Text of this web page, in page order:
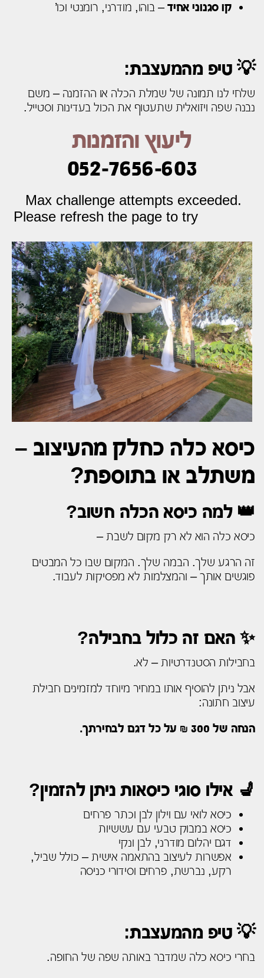
קו סגנוני אחיד– בוהו, מודרני, רומנטי וכו’
💡 טיפ מהמעצבת:
שלחי לנו תמונה של שמלת הכלה או ההזמנה – משם
נבנה שפה ויזואלית שתעטוף את הכול בעדינות וסטייל.
ליעוץ והזמנות
052-7656-603
כיסא כלה כחלק מהעיצוב –
משתלב או בתוספת?
👑 למה כיסא הכלה חשוב?
כיסא כלה הוא לא רק מקום לשבת –
זה הרגע שלך. הבמה שלך. המקום שבו כל המבטים
פוגשים אותך – והמצלמות לא מפסיקות לעבוד.
✨ האם זה כלול בחבילה?
בחבילות הסטנדרטיות – לא.
אבל ניתן להוסיף אותו במחיר מיוחד למזמינים חבילת
עיצוב חתונה:
הנחה של 300 ₪ על כל דגם לבחירתך.
💺 אילו סוגי כיסאות ניתן להזמין?
כיסא לואי עם וילון לבן וכתר פרחים
כיסא במבוק טבעי עם עששיות
דגם יהלום מודרני, לבן ונקי
אפשרות לעיצוב בהתאמה אישית – כולל שביל,
רקע, נברשת, פרחים וסידורי כניסה
💡 טיפ מהמעצבת:
בחרי כיסא כלה שמדבר באותה שפה של החופה.